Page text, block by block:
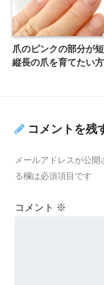
爪のピンクの部分が
縦長の爪を育てたい
コメントを残
メールアドレスが公開
る欄は必須項目です
コメント ※